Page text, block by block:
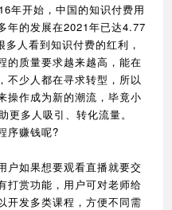
年开始，中国的知识付费用
年的发展在2021年已达4.77
人看到知识付费的红利，
的质量要求越来越高，能在
不少人都在寻求转型，所以
操作成为新的潮流，毕竟小
多人吸引、转化流量。
序赚钱呢?
户如果想要观看直播就要交
打赏功能，用户可对老师给
开发多类课程，方便不同需